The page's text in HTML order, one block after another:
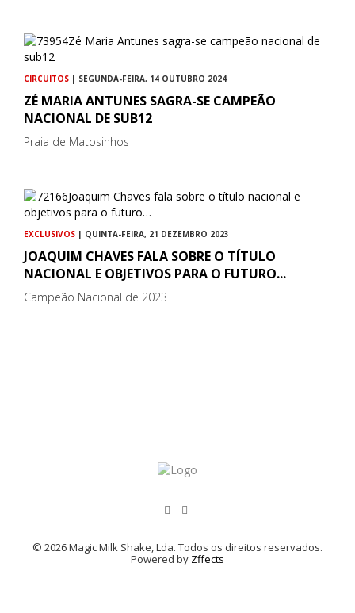
CIRCUITOS | SEGUNDA-FEIRA, 14 OUTUBRO 2024
ZÉ MARIA ANTUNES SAGRA-SE CAMPEÃO
NACIONAL DE SUB12
Praia de Matosinhos
EXCLUSIVOS | QUINTA-FEIRA, 21 DEZEMBRO 2023
JOAQUIM CHAVES FALA SOBRE O TÍTULO
NACIONAL E OBJETIVOS PARA O FUTURO...
Campeão Nacional de 2023
© 2026 Magic Milk Shake, Lda. Todos os direitos reservados.
Powered by Zffects